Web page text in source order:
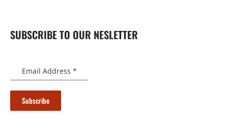
SUBSCRIBE TO OUR NESLETTER
Email Address *
Subscribe